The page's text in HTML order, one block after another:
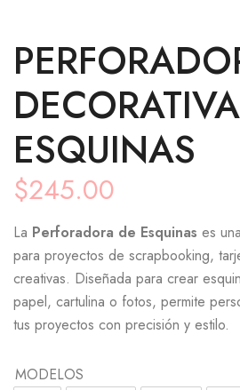
ESQUINAS
$245.00
La Perforadora de Esquinas es
para proyectos de scrapbooking,
creativas. Diseñada para crear
papel, cartulina o fotos, permite
tus proyectos con precisión y estilo.
MODELOS